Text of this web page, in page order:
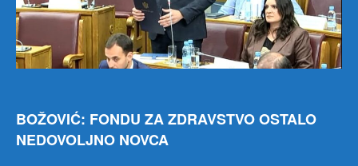
BOŽOVIĆ: FONDU ZA ZDRAVSTVO OSTALO
NEDOVOLJNO NOVCA